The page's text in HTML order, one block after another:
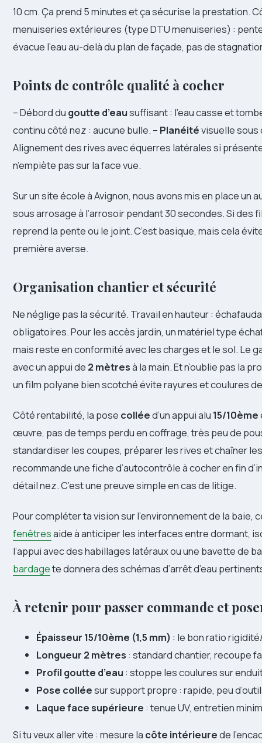
10 cm. Ça prend 5 minutes et ça sécurise la prestation.
menuiseries extérieures (type DTU menuiseries) : pente
évacue l’eau au-delà du plan de façade, pas de
Points de contrôle qualité à cocher
– Débord du goutte d’eausuffisant : l’eau casse et
continu côté nez : aucune bulle. – Planéitévisuelle sous
Alignement des rives avec équerres latérales si
n’empiète pas sur la face vue.
Sur un site école à Avignon, nous avons mis en place un
sous arrosage à l’arrosoir pendant 30 secondes. Si des
reprend la pente ou le joint. C’est basique, mais cela
première averse.
Organisation chantier et sécurité
Ne néglige pas la sécurité. Travail en hauteur :
obligatoires. Pour les accès jardin, un matériel type
mais reste en conformité avec les charges et le sol. Le
avec un appui de 2 mètresà la main. Et n’oublie pas la
un film polyane bien scotché évite rayures et coulures
Côté rentabilité, la pose colléed’un appui alu 15/10ème
œuvre, pas de temps perdu en coffrage, très peu de
standardiser les coupes, préparer les rives et chaîner
recommande une fiche d’autocontrôle à cocher en fin
détail nez. C’est une preuve simple en cas de litige.
Pour compléter ta vision sur l’environnement de la baie,
fenêtresaide à anticiper les interfaces entre dormant,
l’appui avec des habillages latéraux ou une bavette de
bardagete donnera des schémas d’arrêt d’eau
À retenir pour passer commande et
Épaisseur 15/10ème (1,5 mm) : le bon ratio
Longueur 2 mètres : standard chantier, recoupe
Profil goutte d’eau : stoppe les coulures sur
Pose colléesur support propre : rapide, peu
Laque face supérieure : tenue UV, entretien
Si tu veux aller vite : mesure la côte intérieurede